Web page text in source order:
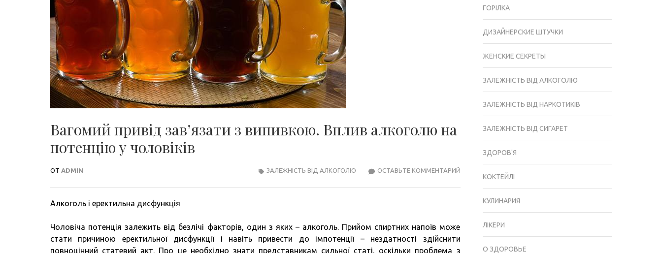
Вагомий привід зав’язати з випивкою. Вплив алкоголю на
потенцію у чоловіків
ОТ ADMIN ОСТАВЬТЕ КОММЕНТАРИЙ
ЗАЛЕЖНІСТЬ ВІД АЛКОГОЛЮ
Алкоголь і еректильна дисфункція
Чоловіча потенція залежить від безлічі факторів, один з яких – алкоголь. Прийом спиртних напоїв може
стати причиною еректильної дисфункції і навіть привести до імпотенції – нездатності здійснити
повноцінний статевий акт. Про це необхідно знати представникам сильної статі, оскільки проблема з
ГОРІЛКА
ДИЗАЙНЕРСКИЕ ШТУЧКИ
ЖЕНСКИЕ СЕКРЕТЫ
ЗАЛЕЖНІСТЬ ВІД АЛКОГОЛЮ
ЗАЛЕЖНІСТЬ ВІД НАРКОТИКІВ
ЗАЛЕЖНІСТЬ ВІД СИГАРЕТ
ЗДОРОВ'Я
КОКТЕЙЛІ
КУЛИНАРИЯ
ЛІКЕРИ
О ЗДОРОВЬЕ